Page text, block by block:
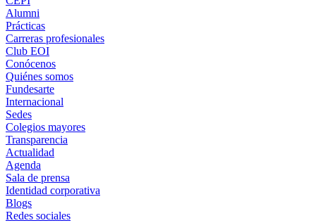
Alumni
Prácticas
Carreras profesionales
Club EOI
Conócenos
Quiénes somos
Fundesarte
Internacional
Sedes
Colegios mayores
Transparencia
Actualidad
Agenda
Sala de prensa
Identidad corporativa
Blogs
Redes sociales